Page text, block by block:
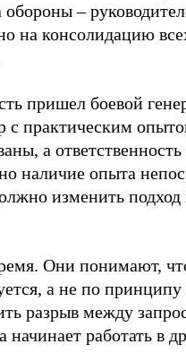
–
на консолидацию
пришел боевой
с практическим
а ответственность
наличие опыта
изменить
Они понимают,
а не по
разрыв между
работать в